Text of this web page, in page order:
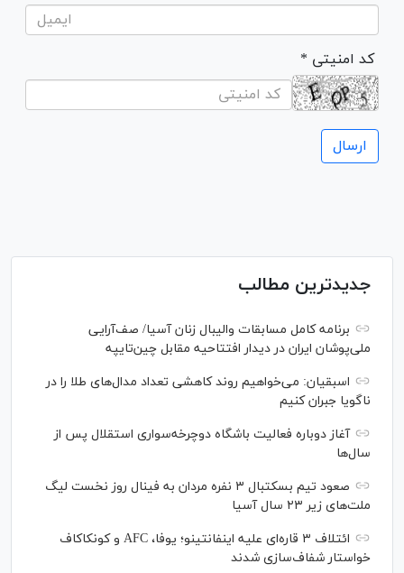
* کد امنیتی
جدیدترین مطالب
برنامه کامل مسابقات والیبال زنان آسیا/ صف‌آرایی
ملی‌پوشان ایران در دیدار افتتاحیه مقابل چین‌تایپه
اسبقیان: می‌خواهیم روند کاهشی تعداد مدال‌های طلا را در
ناگویا جبران کنیم
آغاز دوباره فعالیت باشگاه دوچرخه‌سواری استقلال پس از
سال‌ها
صعود تیم بسکتبال ۳ نفره مردان به فینال روز نخست لیگ
ملت‌های زیر ۲۳ سال آسیا
ائتلاف ۳ قاره‌ای علیه اینفانتینو؛ یوفا، AFC و کونکاکاف
خواستار شفاف‌سازی شدند